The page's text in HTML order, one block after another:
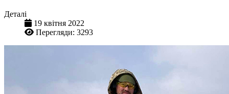
Деталі
19 квітня 2022
Перегляди: 3293